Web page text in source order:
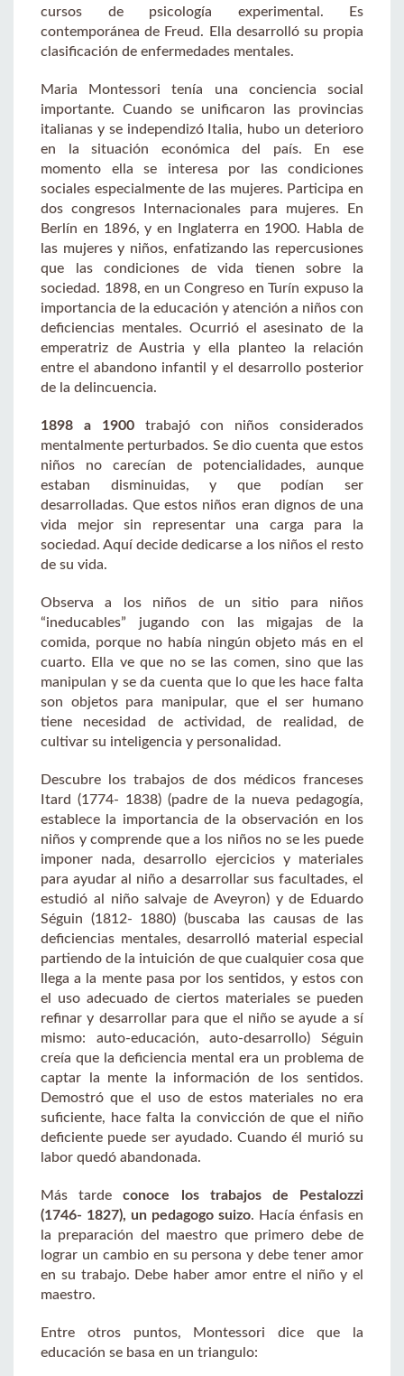
cursos de psicología experimental. Es
contemporánea de Freud. Ella desarrolló su propia
clasificación de enfermedades mentales.
Maria Montessori tenía una conciencia social
importante. Cuando se unificaron las provincias
italianas y se independizó Italia, hubo un deterioro
en la situación económica del país. En ese
momento ella se interesa por las condiciones
sociales especialmente de las mujeres. Participa en
dos congresos Internacionales para mujeres. En
Berlín en 1896, y en Inglaterra en 1900. Habla de
las mujeres y niños, enfatizando las repercusiones
que las condiciones de vida tienen sobre la
sociedad. 1898, en un Congreso en Turín expuso la
importancia de la educación y atención a niños con
deficiencias mentales. Ocurrió el asesinato de la
emperatriz de Austria y ella planteo la relación
entre el abandono infantil y el desarrollo posterior
de la delincuencia.
1898 a 1900trabajó con niños considerados
mentalmente perturbados. Se dio cuenta que estos
niños no carecían de potencialidades, aunque
estaban disminuidas, y que podían ser
desarrolladas. Que estos niños eran dignos de una
vida mejor sin representar una carga para la
sociedad. Aquí decide dedicarse a los niños el resto
de su vida.
Observa a los niños de un sitio para niños
“ineducables” jugando con las migajas de la
comida, porque no había ningún objeto más en el
cuarto. Ella ve que no se las comen, sino que las
manipulan y se da cuenta que lo que les hace falta
son objetos para manipular, que el ser humano
tiene necesidad de actividad, de realidad, de
cultivar su inteligencia y personalidad.
Descubre los trabajos de dos médicos franceses
Itard (1774- 1838) (padre de la nueva pedagogía,
establece la importancia de la observación en los
niños y comprende que a los niños no se les puede
imponer nada, desarrollo ejercicios y materiales
para ayudar al niño a desarrollar sus facultades, el
estudió al niño salvaje de Aveyron) y de Eduardo
Séguin (1812- 1880) (buscaba las causas de las
deficiencias mentales, desarrolló material especial
partiendo de la intuición de que cualquier cosa que
llega a la mente pasa por los sentidos, y estos con
el uso adecuado de ciertos materiales se pueden
refinar y desarrollar para que el niño se ayude a sí
mismo: auto-educación, auto-desarrollo) Séguin
creía que la deficiencia mental era un problema de
captar la mente la información de los sentidos.
Demostró que el uso de estos materiales no era
suficiente, hace falta la convicción de que el niño
deficiente puede ser ayudado. Cuando él murió su
labor quedó abandonada.
Más tardeconoce los trabajos de Pestalozzi
(1746- 1827), un pedagogo suizo. Hacía énfasis en
la preparación del maestro que primero debe de
lograr un cambio en su persona y debe tener amor
en su trabajo. Debe haber amor entre el niño y el
maestro.
Entre otros puntos, Montessori dice que la
educación se basa en un triangulo: